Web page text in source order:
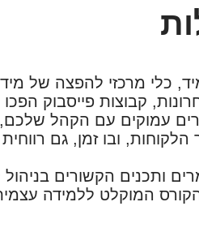
כלי מרכזי להפצה של
קבוצות פייסבוק
עמוקים עם הקהל
ובו זמן, גם
ותכנים הקשורים בניהול
המוקלט ללמידה